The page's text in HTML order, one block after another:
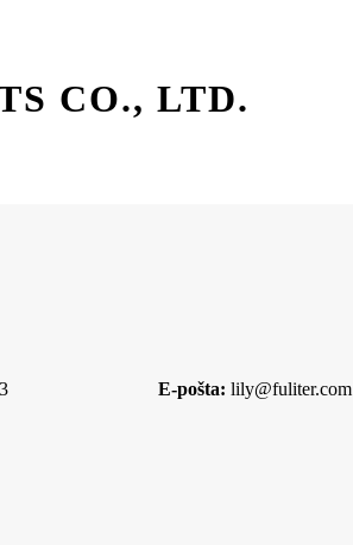
CO., LTD.
E-pošta: lily@fuliter.com